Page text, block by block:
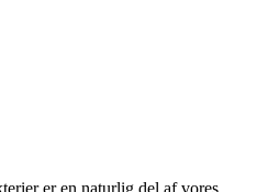
er en naturlig del af vores